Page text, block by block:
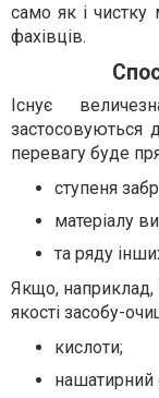
само як і
фахівців.
Існує
застосовуються
перевагу буде
ступеня
матеріалу
та ряду
Якщо, наприклад,
якості засобу-
кислоти;
нашатирний